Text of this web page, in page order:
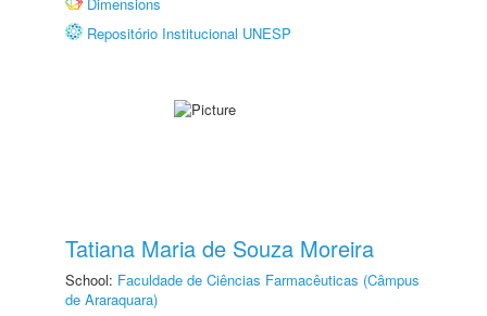
Repositório Institucional UNESP
Tatiana Maria de Souza Moreira
School: Faculdade de Ciências Farmacêuticas (Câmpus
de Araraquara)